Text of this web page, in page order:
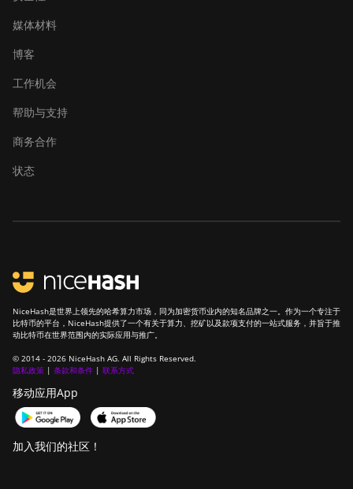
Canaan Avalon Nano 3
Canaan Creative Avalon 1126
Pro
Canaan Creative Avalon 1146
Canaan Creative Avalon 1166
Pro
Canaan Creative Avalon 1246
Canaan Creative Avalon 7
媒体材料
博客
工作机会
帮助与支持
商务合作
状态
NiceHash是世界上领先的哈希算力市场，同为加密货币业内的知名品牌之一。作为一个专注于
比特币的平台，NiceHash提供了一个有关于算力、挖矿以及款项支付的一站式服务，并旨于推
动比特币在世界范围内的实际应用与推广。
© 2014 - 2026 NiceHash AG. All Rights Reserved.
隐私政策 | 条款和条件 | 联系方式
移动应用App
加入我们的社区！